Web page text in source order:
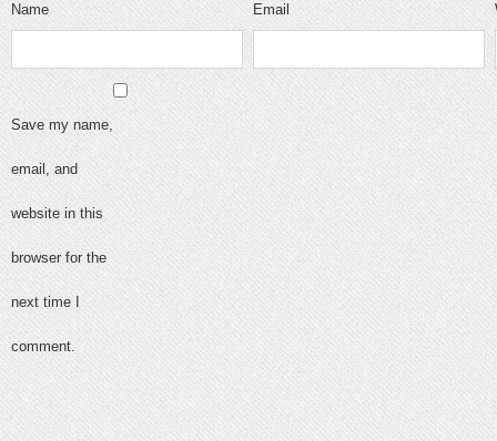
Name Email
Save my name,
email, and
website in this
browser for the
next time I
comment.